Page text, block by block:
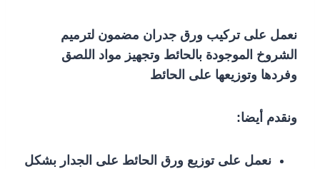
نعمل على تركيب ورق جدران مضمون لترميم
الشروخ الموجودة بالحائط وتجهيز مواد اللصق
وفردها وتوزيعها على الحائط
ونقدم أيضا:
نعمل على توزيع ورق الحائط على الجدار بشكل